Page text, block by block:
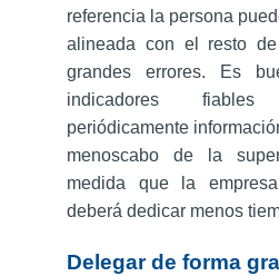
referencia la persona
alineada con el resto
grandes errores. Es
indicadores
periódicamente
menoscabo de la
medida que la
deberá dedicar menos
Delegar de forma